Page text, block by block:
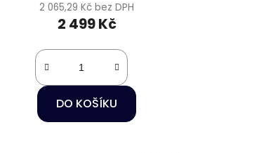
2 065,29 Kč bez DPH
2 499 Kč
DO KOŠÍKU